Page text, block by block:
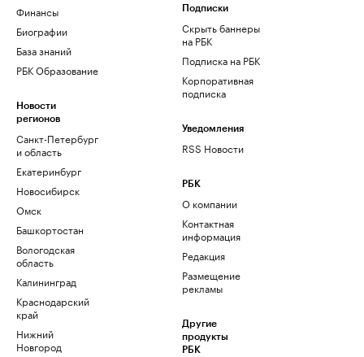
Финансы
Биографии
База знаний
РБК Образование
Новости
регионов
Санкт-Петербург
и область
Екатеринбург
Новосибирск
Омск
Башкортостан
Вологодская
область
Калининград
Краснодарский
край
Нижний
Новгород
Подписки
Скрыть баннеры
на РБК
Подписка на РБК
Корпоративная
подписка
Уведомления
RSS Новости
РБК
О компании
Контактная
информация
Редакция
Размещение
рекламы
Другие
продукты
РБК